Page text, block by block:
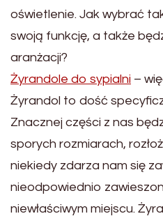
oświetlenie. Jak wybrać
swoją funkcję, a także
aranżacji?
Żyrandole do sypialni –
Żyrandol to dość
Znacznej części z nas
sporych rozmiarach,
niekiedy zdarza nam się
nieodpowiednio
niewłaściwym miejscu.